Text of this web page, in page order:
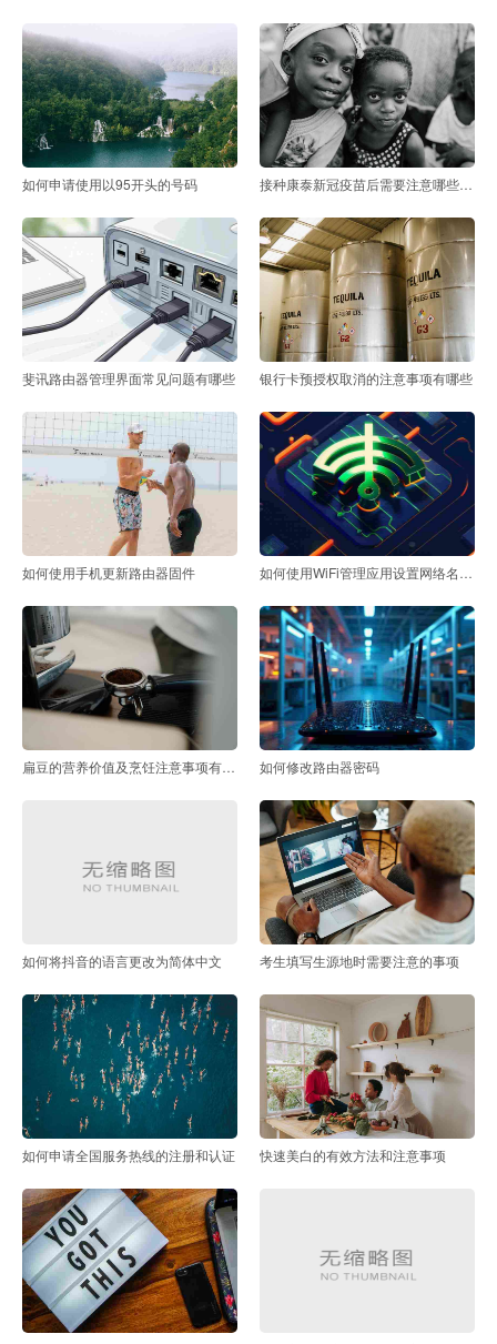
如何申请使用以95开头的号码 接种康泰新冠疫苗后需要注意哪些事项
斐讯路由器管理界面常见问题有哪些 银行卡预授权取消的注意事项有哪些
如何使用手机更新路由器固件 如何使用WiFi管理应用设置网络名称（SSID）
扁豆的营养价值及烹饪注意事项有哪些 如何修改路由器密码
如何将抖音的语言更改为简体中文 考生填写生源地时需要注意的事项
如何申请全国服务热线的注册和认证 快速美白的有效方法和注意事项